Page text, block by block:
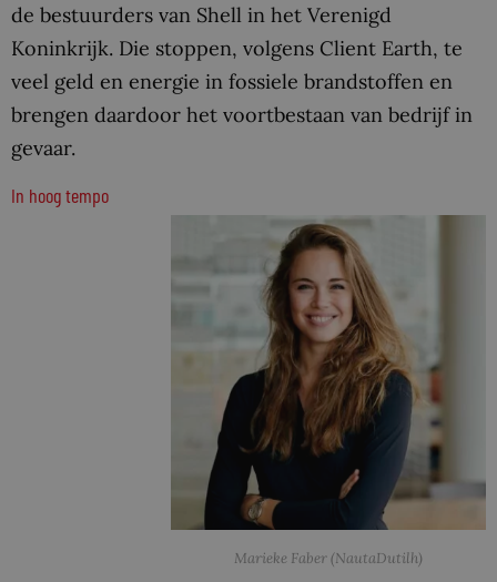
de bestuurders van Shell in het Verenigd
Koninkrijk. Die stoppen, volgens Client Earth, te
veel geld en energie in fossiele brandstoffen en
brengen daardoor het voortbestaan van bedrijf in
gevaar.
In hoog tempo
Marieke Faber (NautaDutilh)